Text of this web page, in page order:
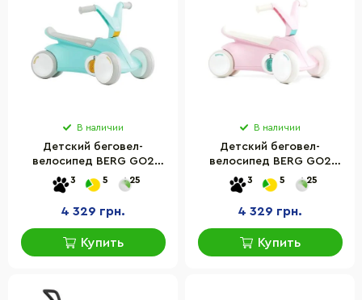
В наличии
Детский беговел-
велосипед BERG GO2
24.50.02.00 мятный
3 5 25
4 329 грн.
Купить
В наличии
Детский беговел-
велосипед BERG GO2
24.50.01.00 розовый
3 5 25
4 329 грн.
Купить